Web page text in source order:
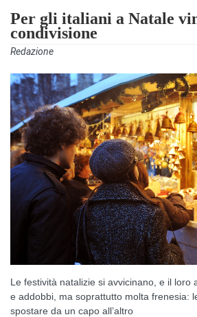
Per gli italiani a Natale
condivisione
Redazione
Le festività natalizie si avvicinano, e il loro
e addobbi, ma soprattutto molta frenesia:
spostare da un capo all’altro